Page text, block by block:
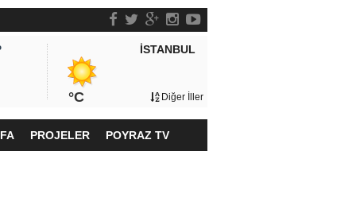
İSTANBUL
°C Diğer İller
PROJELER POYRAZ TV